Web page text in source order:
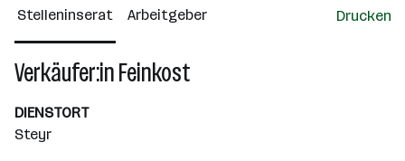
Über das Unternehmen
10000+ Mitarbeiter*innen
Wiener Neudorf
Stelleninserat Arbeitgeber Drucken
Verkäufer:in Feinkost
DIENSTORT
Steyr